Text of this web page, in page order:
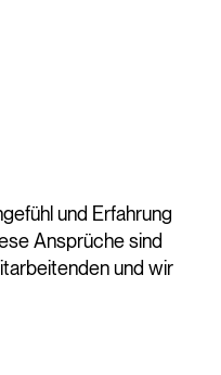
und Erfahrung
Ansprüche sind
und wir